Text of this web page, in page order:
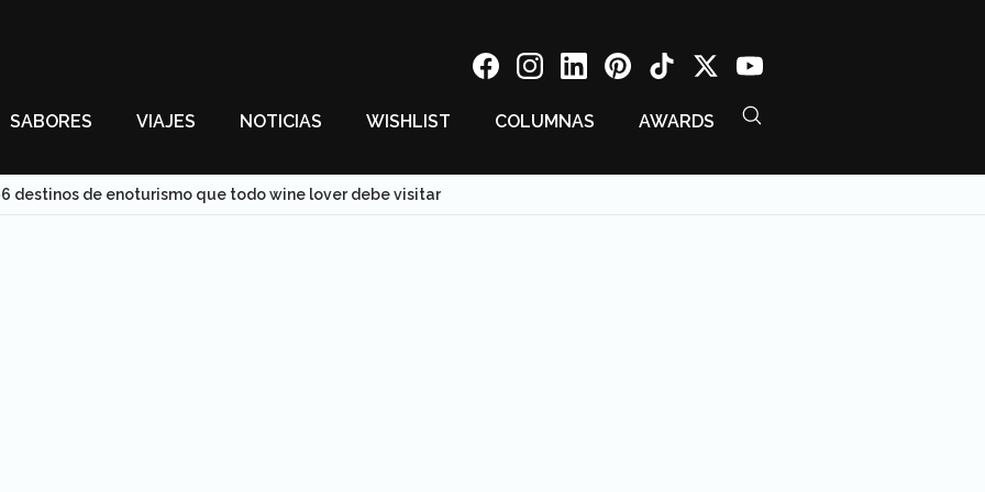
SABORES VIAJES NOTICIAS WISHLIST COLUMNAS AWARDS
6 destinos de enoturismo que todo wine lover debe visitar